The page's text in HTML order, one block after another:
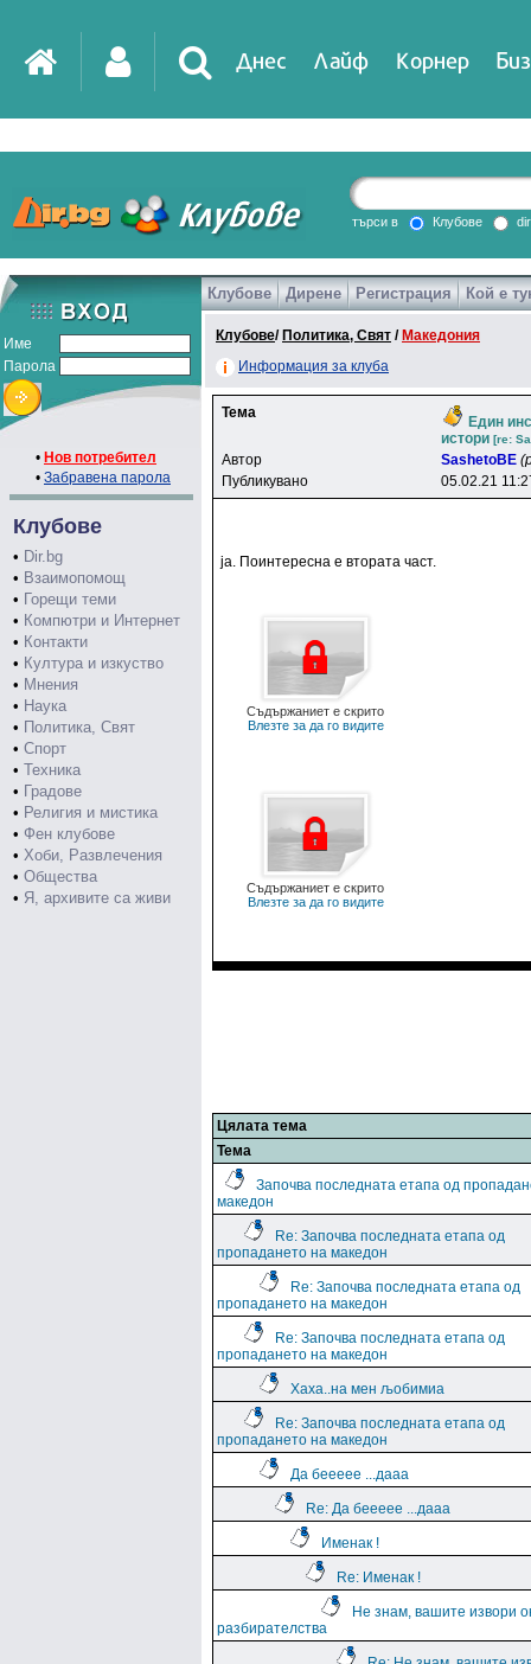
Днес Лайф Корнер
DirTV Impressio
Games
търси в Клубове
Име
Парола
• Нов потребител
• Забравена парола
Клубове
• Dir.bg
• Взаимопомощ
• Горещи теми
• Компютри и Интернет
• Контакти
• Култура и изкуство
• Мнения
• Наука
• Политика, Свят
• Спорт
• Техника
• Градове
• Религия и мистика
• Фен клубове
• Хоби, Развлечения
• Общества
• Я, архивите са живи
Клубове Дирене Регистрация Кой е
Клубове/ Политика, Свят / Македония
Информация за клуба
Тема
Един
истори [re:
Автор SashetoBE
Публикувано
05.02.21
ја. Поинтересна е втората част.
Съдържаниет е скрито
Влезте за да го видите
Съдържаниет е скрито
Влезте за да го видите
Цялата тема
Тема
Започва последната етапа од
македон
Re: Започва последната етапа од
пропадането на македон
Re: Започва последната етапа од
пропадането на македон
Re: Започва последната етапа од
пропадането на македон
Хаха..на мен љобимиа
Re: Започва последната етапа од
пропадането на македон
Да беееее ...дааа
Re: Да беееее ...дааа
Именак !
Re: Именак !
Не знам, вашите извори
разбирателства